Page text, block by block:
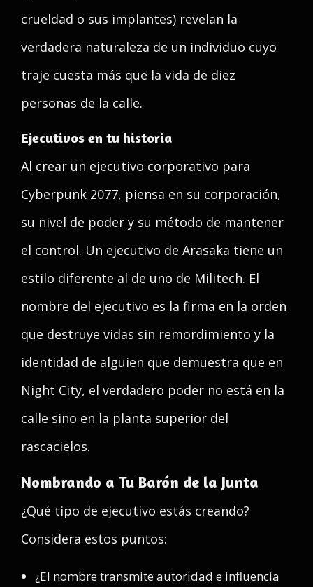
crueldad o sus implantes) revelan la
verdadera naturaleza de un individuo cuyo
traje cuesta más que la vida de diez
personas de la calle.
Ejecutivos en tu historia
Al crear un ejecutivo corporativo para
Cyberpunk 2077, piensa en su corporación,
su nivel de poder y su método de mantener
el control. Un ejecutivo de Arasaka tiene un
estilo diferente al de uno de Militech. El
nombre del ejecutivo es la firma en la orden
que destruye vidas sin remordimiento y la
identidad de alguien que demuestra que en
Night City, el verdadero poder no está en la
calle sino en la planta superior del
rascacielos.
Nombrando a Tu Barón de la Junta
¿Qué tipo de ejecutivo estás creando?
Considera estos puntos:
¿El nombre transmite autoridad e influencia